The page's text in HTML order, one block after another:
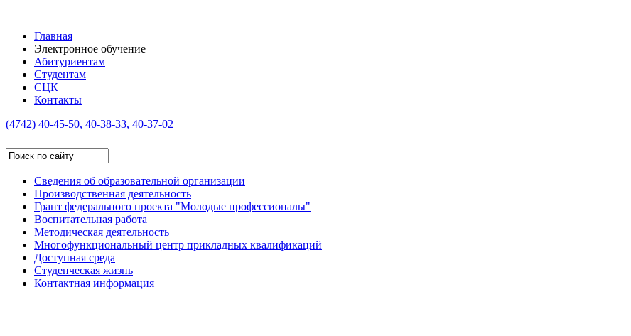
Главная
Электронное обучение
Абитуриентам
Студентам
СЦК
Контакты
(4742) 40-45-50, 40-38-33, 40-37-02
Сведения об образовательной организации
Производственная деятельность
Грант федерального проекта "Молодые профессионалы"
Воспитательная работа
Методическая деятельность
Многофункциональный центр прикладных квалификаций
Доступная среда
Студенческая жизнь
Контактная информация